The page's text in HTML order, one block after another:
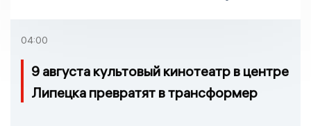
04:00
9 августа культовый кинотеатр в центре
Липецка превратят в трансформер